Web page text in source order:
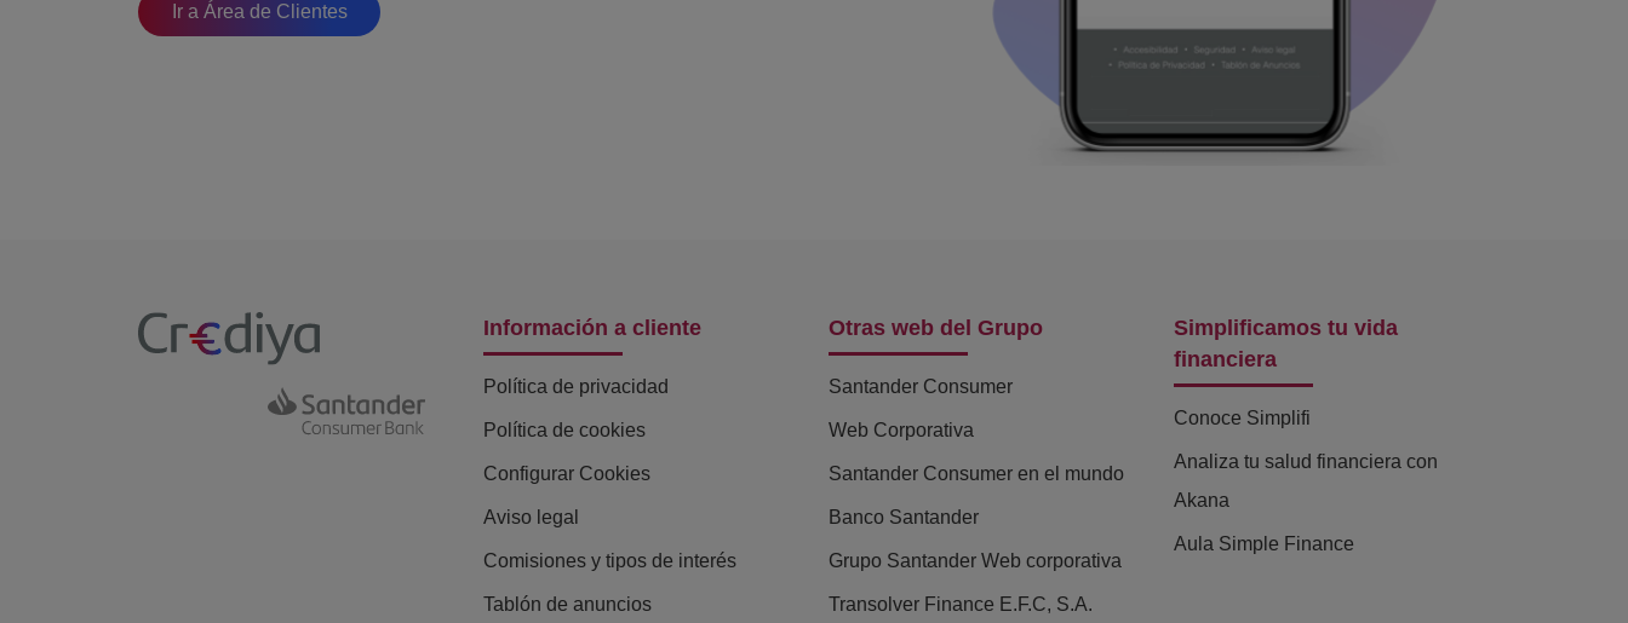
Ir a Área de Clientes
Información a cliente
Política de privacidad
Política de cookies
Configurar Cookies
Aviso legal
Comisiones y tipos de interés
Tablón de anuncios
Otras web del Grupo
Santander Consumer
Web Corporativa
Santander Consumer en el mundo
Banco Santander
Grupo Santander Web corporativa
Transolver Finance E.F.C, S.A.
Simplificamos tu vida
financiera
Conoce Simplifi
Analiza tu salud financiera con
Akana
Aula Simple Finance